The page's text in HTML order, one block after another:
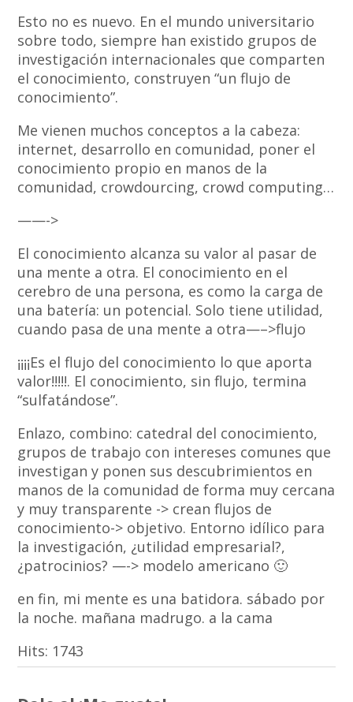
Esto no es nuevo. En el mundo universitario
sobre todo, siempre han existido grupos de
investigación internacionales que comparten
el conocimiento, construyen “un flujo de
conocimiento”.
Me vienen muchos conceptos a la cabeza:
internet, desarrollo en comunidad, poner el
conocimiento propio en manos de la
comunidad, crowdourcing, crowd computing…
——->
El conocimiento alcanza su valor al pasar de
una mente a otra. El conocimiento en el
cerebro de una persona, es como la carga de
una batería: un potencial. Solo tiene utilidad,
cuando pasa de una mente a otra—–>flujo
¡¡¡¡Es el flujo del conocimiento lo que aporta
valor!!!!!. El conocimiento, sin flujo, termina
“sulfatándose”.
Enlazo, combino: catedral del conocimiento,
grupos de trabajo con intereses comunes que
investigan y ponen sus descubrimientos en
manos de la comunidad de forma muy cercana
y muy transparente -> crean flujos de
conocimiento-> objetivo. Entorno idílico para
la investigación, ¿utilidad empresarial?,
¿patrocinios? —-> modelo americano 🙂
en fin, mi mente es una batidora. sábado por
la noche. mañana madrugo. a la cama
Hits: 1743